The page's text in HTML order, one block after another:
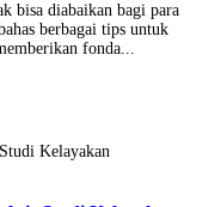
bisa diabaikan bagi para
berbagai tips untuk
fonda...